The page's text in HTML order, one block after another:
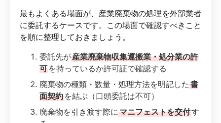
最もよくある場面が、産業廃棄物の処理を外部業者
に委託するケースです。この場面で確認すべきこと
を順に整理しておきましょう。
委託先が産業廃棄物収集運搬業・処分業の許
可 を持っているか許可証で確認する
廃棄物の種類・数量・処理方法を明記した 書
面契約 を結ぶ（口頭委託は不可）
廃棄物を引き渡す際にマニフェストを交付す